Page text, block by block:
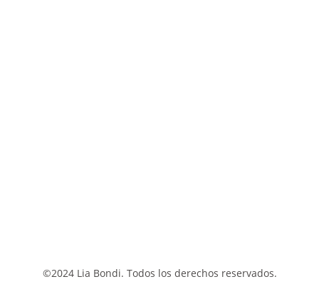
©2024 Lia Bondi. Todos los derechos reservados.